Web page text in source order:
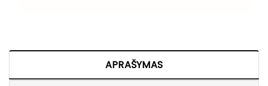
APRAŠYMAS